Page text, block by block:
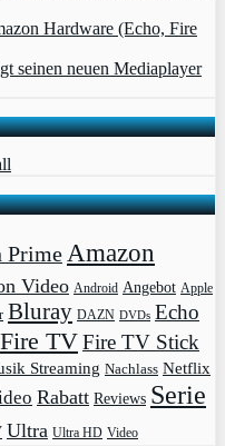
Hardware (Echo, Fire
seinen neuen Mediaplayer
PrimeAmazon
Video Android Angebot Apple
Bluray DAZN DVDs Echo
Fire TVFire TV Stick
Streaming Nachlass Netflix
Rabatt Reviews Serie
Ultra Ultra HD Video